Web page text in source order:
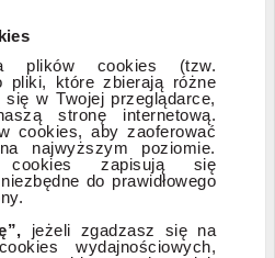
plików cookies (tzw.
pliki, które zbierają różne
w Twojej przeglądarce,
stronę internetową.
cookies, aby zaoferować
najwyższym poziomie.
cookies zapisują się
do prawidłowego
jeżeli zgadzasz się na
wydajnościowych,